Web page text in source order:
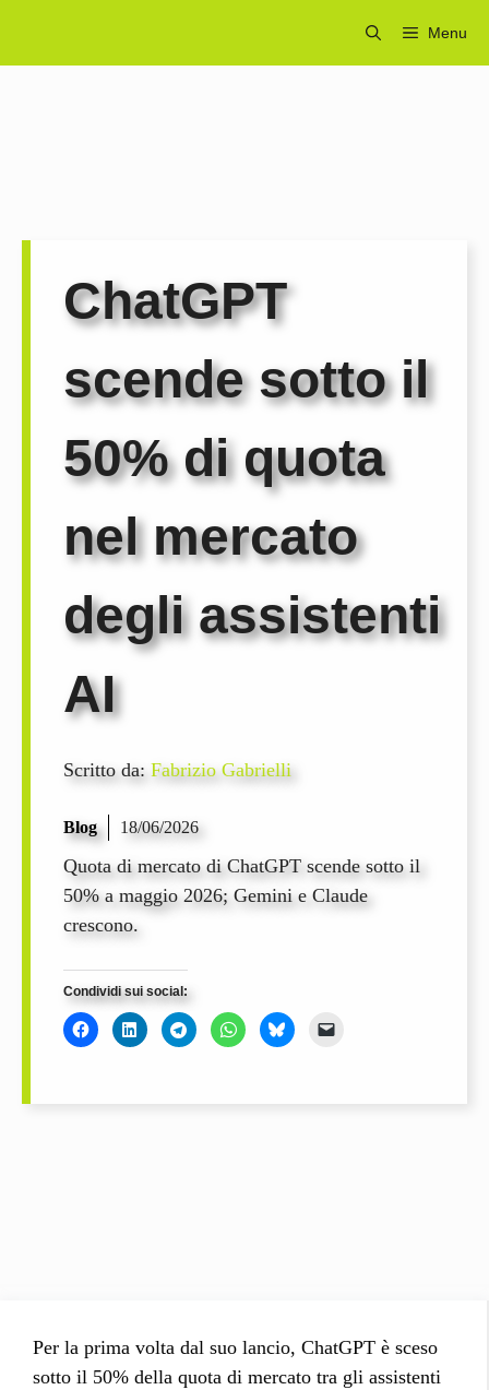
contenuto
Menu
ChatGPT
scende sotto il
50% di quota
nel mercato
degli assistenti
AI
Scritto da: Fabrizio Gabrielli
Blog 18/06/2026
Quota di mercato di ChatGPT scende sotto il
50% a maggio 2026; Gemini e Claude
crescono.
Condividi sui social:
Per la prima volta dal suo lancio, ChatGPT è sceso
sotto il 50% della quota di mercato tra gli assistenti